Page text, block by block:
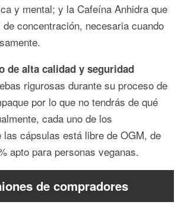
y mental; y la Cafeína Anhidra que
concentración, necesaria cuando
de alta calidad y seguridad
rigurosas durante su proceso de
por lo que no tendrás de qué
cada uno de los
las cápsulas está libre de OGM, de
apto para personas veganas.
de compradores